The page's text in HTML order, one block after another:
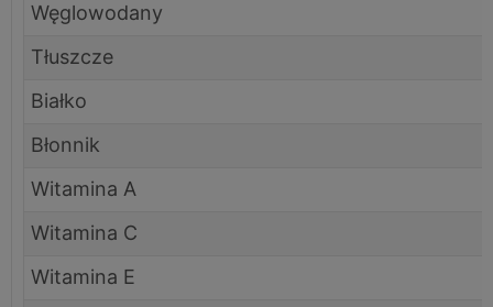
Węglowodany
Tłuszcze
Białko
Błonnik
Witamina A
Witamina C
Witamina E